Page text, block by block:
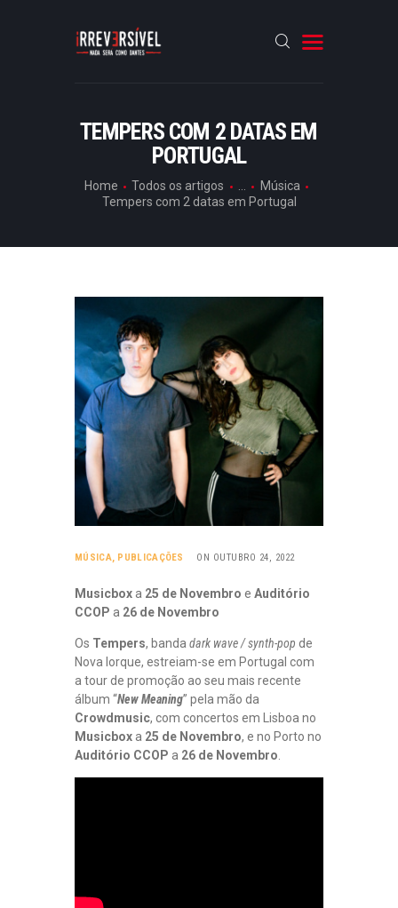
TEMPERS COM 2 DATAS EM
PORTUGAL
Home Todos os artigos ...
Música
Tempers com 2 datas em Portugal
HOME
ENTREVISTAS
ARTIGOS
MÚSICA, PUBLICAÇÕES ON OUTUBRO 24, 2022
Musicbox a 25 de Novembro e Auditório
CCOP a 26 de Novembro
Os Tempers, bandadark wave / synth-pop de
Nova Iorque, estreiam-se em Portugal com
a tour de promoção ao seu mais recente
álbum “New Meaning” pela mão da
Crowdmusic, com concertos em Lisboa no
Musicbox a 25 de Novembro, e no Porto no
Auditório CCOP a 26 de Novembro.